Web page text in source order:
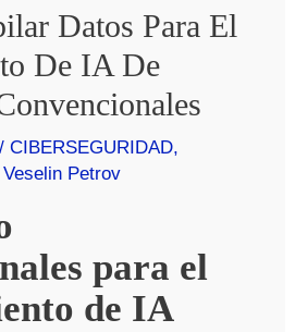
Datos Para El
De IA De
/CIBERSEGURIDAD,
Veselin Petrov
para el
de IA